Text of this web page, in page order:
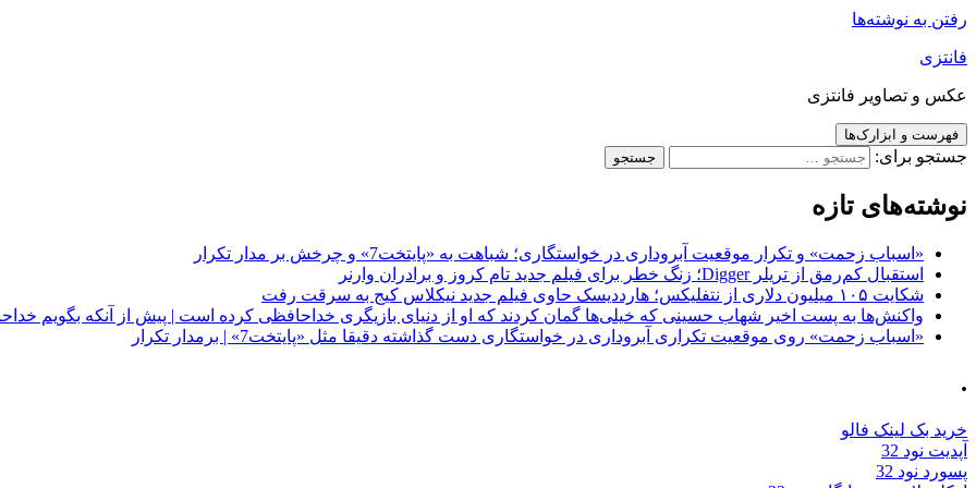
رفتن به نوشته‌ها
فانتزی
عکس و تصاویر فانتزی
فهرست و ابزارک‌ها
جستجو برای:
نوشته‌های تازه
«اسباب زحمت» و تکرار موقعیت آبروداری در خواستگاری؛ شباهت به «پایتخت7» و چرخش بر مدار تکرار
استقبال کم‌رمق از تریلر Digger؛ زنگ خطر برای فیلم جدید تام کروز و برادران وارنر
شکایت ۱۰۵ میلیون دلاری از نتفلیکس؛ هارددیسک حاوی فیلم جدید نیکلاس کیج به سرقت رفت
واکنش‌ها به پست اخیر شهاب حسینی که خیلی‌ها گمان کردند که او از دنیای بازیگری خداحافظی کرده است | پیش از آنکه بگویم
«اسباب زحمت» روی موقعیت تکراری آبروداری در خواستگاری دست گذاشته دقیقا مثل «پایتخت7» | برمدار تکرار
.
خرید بک لینک فالو
آپدیت نود 32
پسورد نود 32